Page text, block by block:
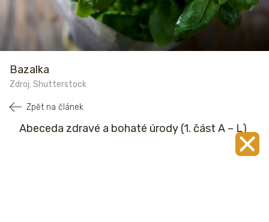
Bazalka
Zdroj: Shutterstock
Zpět na článek
Abeceda zdravé a bohaté úrody (1. část A – L)